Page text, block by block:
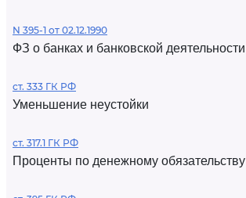
N 395-1 от 02.12.1990
ФЗ о банках и банковской деятельности
ст. 333 ГК РФ
Уменьшение неустойки
ст. 317.1 ГК РФ
Проценты по денежному обязательству